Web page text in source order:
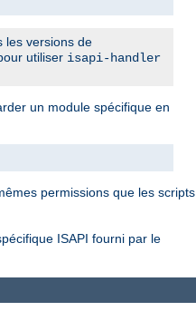
les versions de
utiliser isapi-handler
un module spécifique en
permissions que les scripts
ISAPI fourni par le